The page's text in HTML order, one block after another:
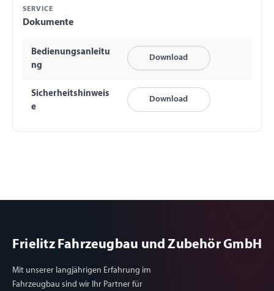
SERVICE
Dokumente
Bedienungsanleitu
ng
Download
Sicherheitshinweis
e
Download
Frielitz Fahrzeugbau und Zubehör GmbH
Mit unserer langjährigen Erfahrung im
Fahrzeugbau sind wir Ihr Partner für